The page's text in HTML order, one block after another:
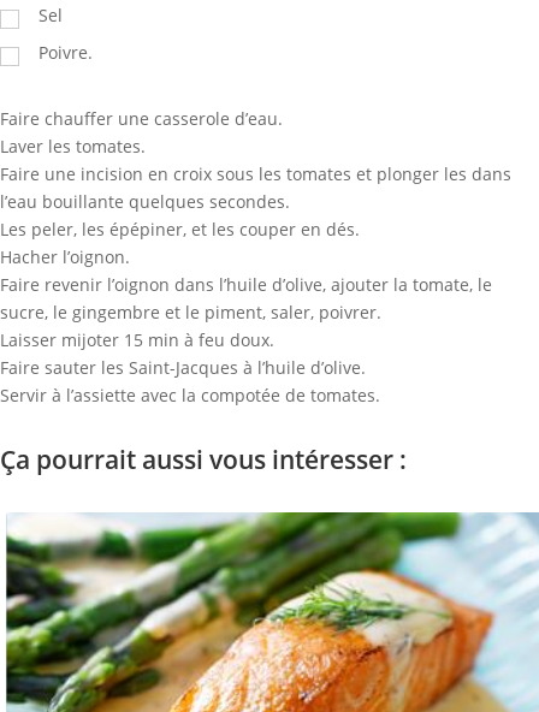
Sel
Poivre.
Faire chauffer une casserole d’eau.
Laver les tomates.
Faire une incision en croix sous les tomates et plonger les dans
l’eau bouillante quelques secondes.
Les peler, les épépiner, et les couper en dés.
Hacher l’oignon.
Faire revenir l’oignon dans l’huile d’olive, ajouter la tomate, le
sucre, le gingembre et le piment, saler, poivrer.
Laisser mijoter 15 min à feu doux.
Faire sauter les Saint-Jacques à l’huile d’olive.
Servir à l’assiette avec la compotée de tomates.
Ça pourrait aussi vous intéresser :